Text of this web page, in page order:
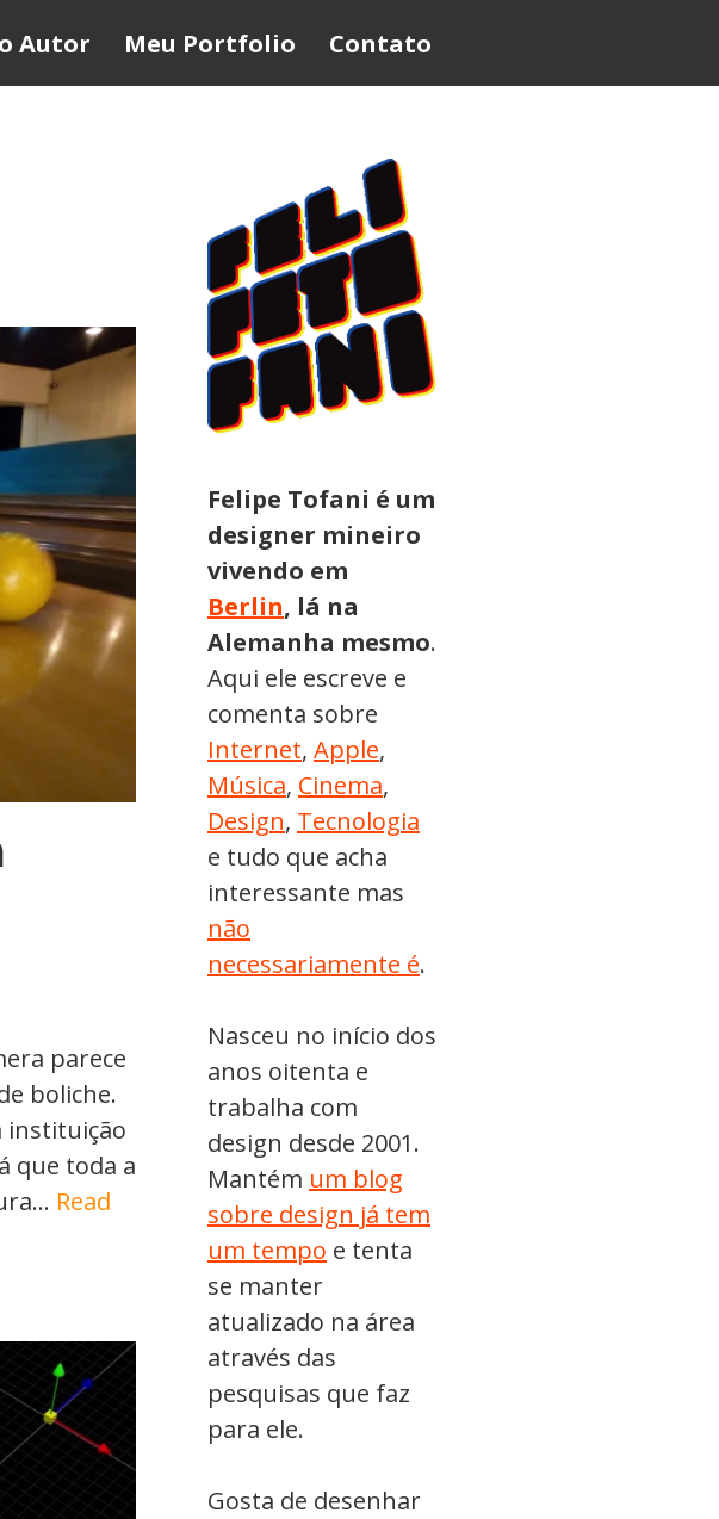
Autor Meu Portfolio Contato
parece
boliche.
instituição
que toda a
Read
Felipe Tofani é um
designer mineiro
vivendo em
Berlin, lá na
Alemanha mesmo.
Aqui ele escreve e
comenta sobre
Internet, Apple,
Música, Cinema,
Design, Tecnologia
e tudo que acha
interessante mas
não
necessariamente é.
Nasceu no início dos
anos oitenta e
trabalha com
design desde 2001.
Mantém um blog
sobre design já tem
um tempo e tenta
se manter
atualizado na área
através das
pesquisas que faz
para ele.
Gosta de desenhar